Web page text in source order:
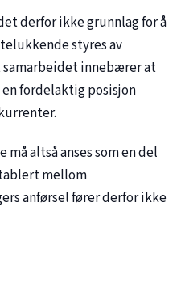
derfor ikke grunnlag for å
styres av
innebærer at
fordelaktig posisjon
altså anses som en del
mellom
anførsel fører derfor ikke